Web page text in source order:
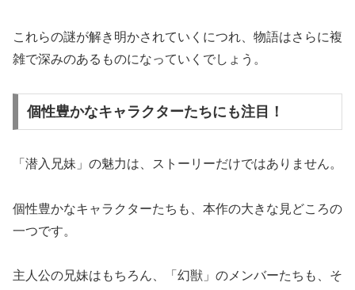
これらの謎が解き明かされていくにつれ、物語はさらに複
雑で深みのあるものになっていくでしょう。
個性豊かなキャラクターたちにも注目！
「潜入兄妹」の魅力は、ストーリーだけではありません。
個性豊かなキャラクターたちも、本作の大きな見どころの
一つです。
主人公の兄妹はもちろん、「幻獣」のメンバーたちも、そ